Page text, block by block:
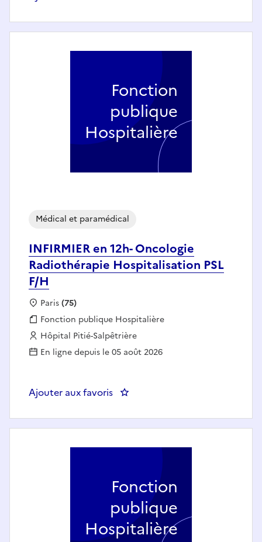
INFIRMIER en 12h- Oncologie
Radiothérapie Hospitalisation PSL
F/H
Médical et paramédical
Localisation :
Paris(75)
Fonction publique :
Fonction publique Hospitalière
Employeur :
Hôpital Pitié-Salpêtrière
En ligne depuis le 05 août 2026
Ajouter aux favoris : INFIRMIER en 12h- Oncologie
Fonction
publique
Hospitalière
Fonction
publique
Hospitalière